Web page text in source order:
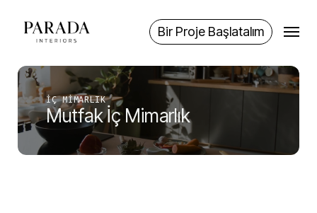
content
Bir Proje Başlatalım
Menu
İÇ MIMARLIK
Mutfak İç Mimarlık